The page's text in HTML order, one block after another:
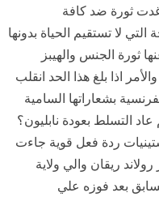
غدت ثورة ضد كافة
لا تستقيم الحياة بدونها
ثورة الجنس والهيبز
اذا بلغ هذا الحد انقلب
بشعاراتها السامية
التسلط بعودة نابليون؟
ردة فعل قوية جاءت
ريقان والي ولاية
بعد فوزه علي